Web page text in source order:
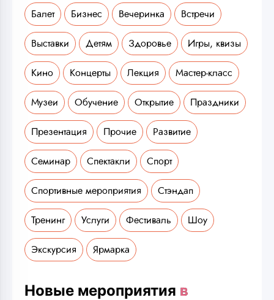
Балет Бизнес Вечеринка Встречи
Выставки Детям Здоровье Игры, квизы
Кино Концерты Лекция Мастер-класс
Музеи Обучение Открытие Праздники
Презентация Прочие Развитие
Семинар Спектакли Спорт
Спортивные мероприятия Стэндап
Тренинг Услуги Фестиваль Шоу
Экскурсия Ярмарка
Новые мероприятия в